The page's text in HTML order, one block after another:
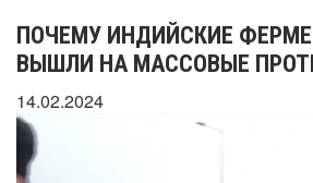
ПОЧЕМУ ИНДИЙСКИЕ
ВЫШЛИ НА МАССОВЫЕ
14.02.2024